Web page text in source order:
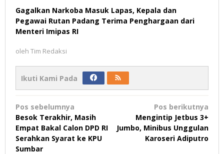
Gagalkan Narkoba Masuk Lapas, Kepala dan
Pegawai Rutan Padang Terima Penghargaan dari
Menteri Imipas RI
oleh Tim Redaksi
Ikuti Kami Pada
Navigasi
pos
Pos sebelumnya
Besok Terakhir, Masih
Empat Bakal Calon DPD RI
Serahkan Syarat ke KPU
Sumbar
Pos berikutnya
Mengintip Jetbus 3+
Jumbo, Minibus Unggulan
Karoseri Adiputro